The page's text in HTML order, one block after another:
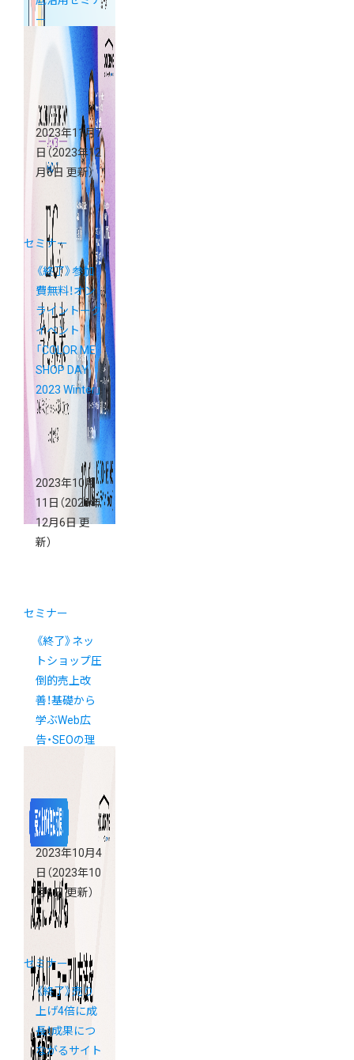
ー
2023年11月7
日 （2023年12
月6日 更新）
セミナー
《終了》参加
費無料！オン
ライントーク
イベント
「COLOR ME
SHOP DAY
2023 Winter」
2023年10月
11日 （2023年
12月6日 更
新）
セミナー
《終了》ネッ
トショップ圧
倒的売上改
善！基礎から
学ぶWeb広
告・SEOの理
2023年10月4
日 （2023年10
月6日 更新）
セミナー
《終了》売り
上げ4倍に成
長！成果につ
ながるサイト